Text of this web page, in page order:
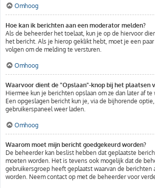
Omhoog
Hoe kan ik berichten aan een moderator melden?
Als de beheerder het toelaat, kun je op de hiervoor
het bericht. Als je hierop geklikt hebt, moet je een
volgen om de melding te versturen.
Omhoog
Waarvoor dient de "Opslaan"-knop bij het plaatsen
Hiermee kun je berichten opslaan om ze dan later af
Een opgeslagen bericht kun je, via de bijhorende
gebruikerspaneel weer laden.
Omhoog
Waarom moet mijn bericht goedgekeurd worden?
De beheerder kan beslist hebben dat geplaatste
moeten worden. Het is tevens ook mogelijk dat de
gebruikersgroep heeft geplaatst waarvan de berichten
worden. Neem contact op met de beheerder voor